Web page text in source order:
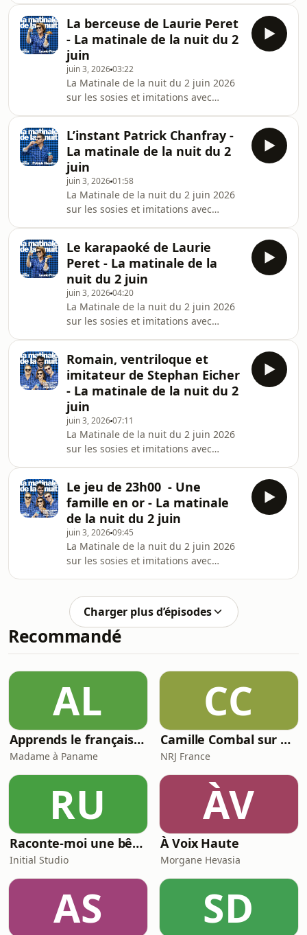
Vincent Piguet !La Matinale de la nuit,
c'est tous les mardis en direct de 22h
à minuit et à tout moment en podcast
et sur YouTube !
⁠La berceuse de Laurie Peret
- La matinale de la nuit du 2
juin
juin 3, 202603:22
La Matinale de la nuit du 2 juin 2026
sur les sosies et imitations avec
Matinale de la nuit, c'est tous les
mardis en direct de 22h à minuit et à
tout moment en podcast et sur
YouTube !Pour soutenir Victimes mais
pas démunies :
https://www.helloasso.com/associations/victimes-
mais-pas-demunies
L’instant Patrick Chanfray -
La matinale de la nuit du 2
juin
juin 3, 202601:58
La Matinale de la nuit du 2 juin 2026
sur les sosies et imitations avec
Matinale de la nuit, c'est tous les
mardis en direct de 22h à minuit et à
tout moment en podcast et sur
YouTube !Pour soutenir Victimes mais
pas démunies :
https://www.helloasso.com/associations/victimes-
mais-pas-demunies
Le karapaoké de Laurie
Peret - La matinale de la
nuit du 2 juin
juin 3, 202604:20
La Matinale de la nuit du 2 juin 2026
sur les sosies et imitations avec
Matinale de la nuit, c'est tous les
mardis en direct de 22h à minuit et à
tout moment en podcast et sur
YouTube !Pour soutenir Victimes mais
pas démunies :
https://www.helloasso.com/associations/victimes-
mais-pas-demunies
Romain, ventriloque et
imitateur de Stephan Eicher
- La matinale de la nuit du 2
juin
juin 3, 202607:11
La Matinale de la nuit du 2 juin 2026
sur les sosies et imitations avec
Matinale de la nuit, c'est tous les
mardis en direct de 22h à minuit et à
tout moment en podcast et sur
YouTube !Pour soutenir Victimes mais
pas démunies :
https://www.helloasso.com/associations/victimes-
mais-pas-demunies
Le jeu de 23h00 - Une
famille en or - La matinale
de la nuit du 2 juin
juin 3, 202609:45
La Matinale de la nuit du 2 juin 2026
sur les sosies et imitations avec
Matinale de la nuit, c'est tous les
mardis en direct de 22h à minuit et à
tout moment en podcast et sur
YouTube !Pour soutenir Victimes mais
https://www.helloasso.com/associations/victimes-
mais-pas-demunies
Charger plus d’épisodes
Recommandé
AL
Apprends le français avec Madame à Paname (French Podcast)
Madame à Paname
CC
Camille Combal sur NRJ
NRJ France
RU
Raconte-moi une bêtise
Initial Studio
ÀV
À Voix Haute
Morgane Hevasia
AS SD